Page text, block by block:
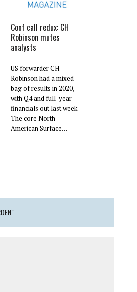
Conf call redux: CH
Robinson mutes
analysts
US forwarder CH
Robinson had a mixed
bag of results in 2020,
with Q4 and full-year
financials out last week.
The core North
American Surface…